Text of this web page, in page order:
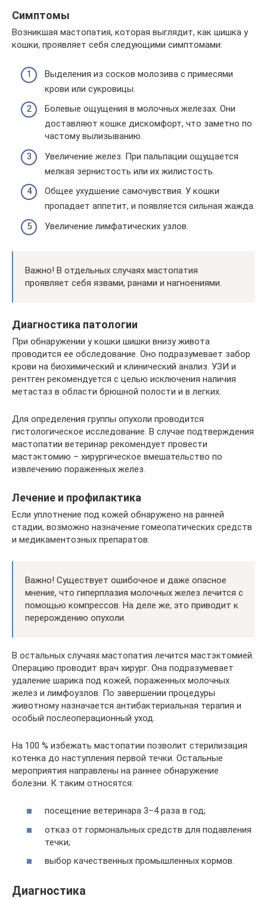
Симптомы
Возникшая мастопатия, которая выглядит, как шишка у
кошки, проявляет себя следующими симптомами:
Выделения из сосков молозива с примесями
крови или сукровицы.
Болевые ощущения в молочных железах. Они
доставляют кошке дискомфорт, что заметно по
частому вылизыванию.
Увеличение желез. При пальпации ощущается
мелкая зернистость или их жилистость.
Общее ухудшение самочувствия. У кошки
пропадает аппетит, и появляется сильная жажда.
Увеличение лимфатических узлов.
Важно! В отдельных случаях мастопатия
проявляет себя язвами, ранами и нагноениями.
Диагностика патологии
При обнаружении у кошки шишки внизу живота
проводится ее обследование. Оно подразумевает забор
крови на биохимический и клинический анализ. УЗИ и
рентген рекомендуется с целью исключения наличия
метастаз в области брюшной полости и в легких.
Для определения группы опухоли проводится
гистологическое исследование. В случае подтверждения
мастопатии ветеринар рекомендует провести
мастэктомию – хирургическое вмешательство по
извлечению пораженных желез.
Лечение и профилактика
Если уплотнение под кожей обнаружено на ранней
стадии, возможно назначение гомеопатических средств
и медикаментозных препаратов.
Важно! Существует ошибочное и даже опасное
мнение, что гиперплазия молочных желез лечится с
помощью компрессов. На деле же, это приводит к
перерождению опухоли.
В остальных случаях мастопатия лечится мастэктомией.
Операцию проводит врач хирург. Она подразумевает
удаление шарика под кожей, пораженных молочных
желез и лимфоузлов. По завершении процедуры
животному назначается антибактериальная терапия и
особый послеоперационный уход.
На 100 % избежать мастопатии позволит стерилизация
котенка до наступления первой течки. Остальные
мероприятия направлены на раннее обнаружение
болезни. К таким относятся:
посещение ветеринара 3–4 раза в год;
отказ от гормональных средств для подавления
течки;
выбор качественных промышленных кормов.
Диагностика